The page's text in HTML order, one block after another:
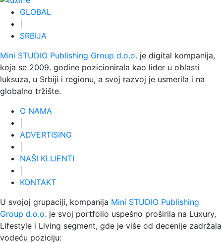
GLOBAL
SRBIJA
Mini STUDIO Publishing Group d.o.o. je digital kompanija,
koja se 2009. godine pozicionirala kao lider u oblasti
luksuza, u Srbiji i regionu, a svoj razvoj je usmerila i na
globalno tržište.
O NAMA
ADVERTISING
NAŠI KLIJENTI
KONTAKT
U svojoj grupaciji, kompanija Mini STUDIO Publishing
Group d.o.o. je svoj portfolio uspešno proširila na Luxury,
Lifestyle i Living segment, gde je više od decenije zadržala
vodeću poziciju: